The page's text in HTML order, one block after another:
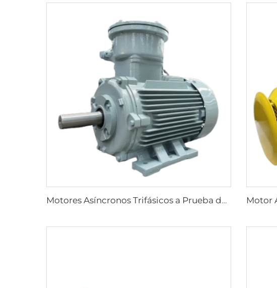
Motores Asíncronos Trifásicos a Prueba de Explosiones de Alta Eficiencia Serie YBX3